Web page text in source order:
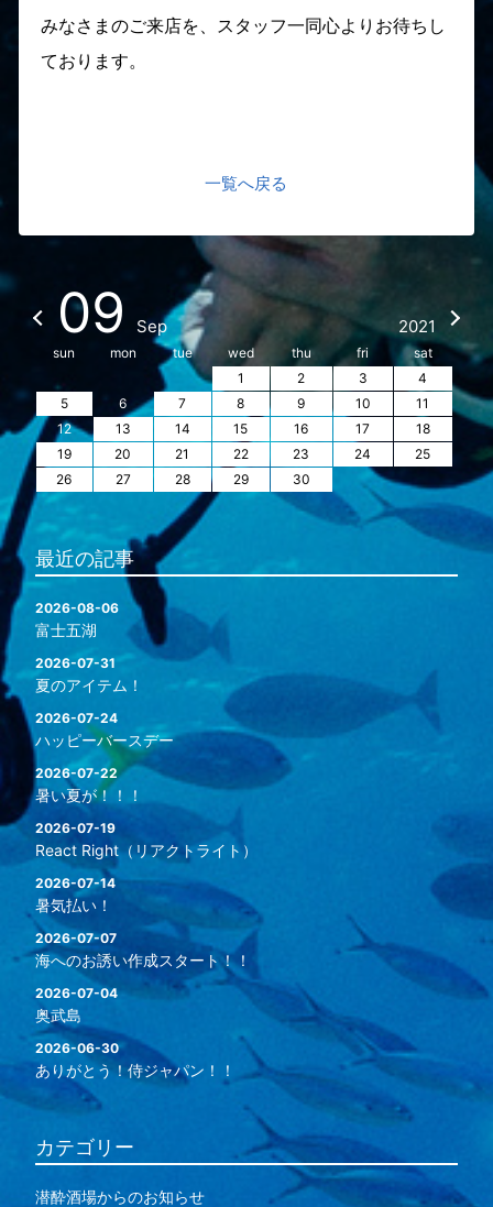
みなさまのご来店を、スタッフ一同心よりお待ちし
ております。
一覧へ戻る
09 Sep 2021
sun mon tue wed thu fri
sat
1
2 3
4
5
6 7 8 9 10
11
12
13 14 15 16 17
18
19
20 21 22 23 24
25
26
27 28 29 30
最近の記事
2026-08-06
富士五湖
2026-07-31
夏のアイテム！
2026-07-24
ハッピーバースデー
2026-07-22
暑い夏が！！！
2026-07-19
React Right（リアクトライト）
2026-07-14
暑気払い！
2026-07-07
海へのお誘い作成スタート！！
2026-07-04
奥武島
2026-06-30
ありがとう！侍ジャパン！！
カテゴリー
潜酔酒場からのお知らせ